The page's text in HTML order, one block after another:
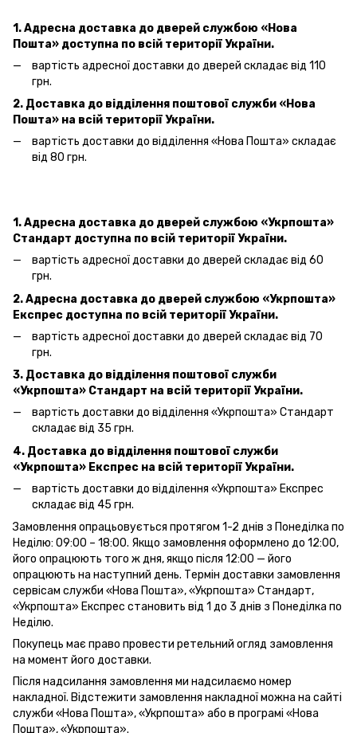
1. Адресна доставка до дверей службою «Нова
Пошта» доступна по всій території України.
вартість адресної доставки до дверей складає від 110
грн.
2. Доставка до відділення поштової служби «Нова
Пошта» на всій території України.
вартість доставки до відділення «Нова Пошта» складає
від 80 грн.
1. Адресна доставка до дверей службою «Укрпошта»
Стандарт доступна по всій території України.
вартість адресної доставки до дверей складає від 60
грн.
2. Адресна доставка до дверей службою «Укрпошта»
Експрес доступна по всій території України.
вартість адресної доставки до дверей складає від 70
грн.
3. Доставка до відділення поштової служби
«Укрпошта» Стандарт на всій території України.
вартість доставки до відділення «Укрпошта» Стандарт
складає від 35 грн.
4. Доставка до відділення поштової служби
«Укрпошта» Експрес на всій території України.
вартість доставки до відділення «Укрпошта» Експрес
складає від 45 грн.
Замовлення опрацьовується протягом 1-2 днів з Понеділка по
Неділю: 09:00 – 18:00. Якщо замовлення оформлено до 12:00,
його опрацюють того ж дня, якщо після 12:00 — його
опрацюють на наступний день. Термін доставки замовлення
сервісам служби «Нова Пошта», «Укрпошта» Стандарт,
«Укрпошта» Експрес становить від 1 до 3 днів з Понеділка по
Неділю.
Покупець має право провести ретельний огляд замовлення
на момент його доставки.
Після надсилання замовлення ми надсилаємо номер
накладної. Відстежити замовлення накладної можна на сайті
служби «Нова Пошта», «Укрпошта» або в програмі «Нова
Пошта», «Укрпошта».